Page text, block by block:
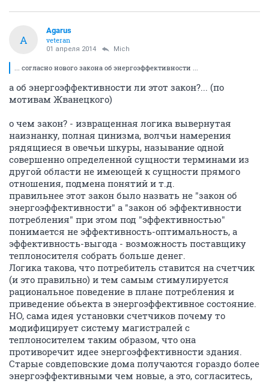
A
Agarus
veteran
01 апреля 2014 Mich
... согласно нового закона об энергоэффективности ...
а об энергоэффективности ли этот закон?... (по
мотивам Жванецкого)
о чем закон? - извращенная логика вывернутая
наизнанку, полная цинизма, волчьи намерения
рядящиеся в овечьи шкуры, называние одной
совершенно определенной сущности терминами из
другой области не имеющей к сущности прямого
отношения, подмена понятий и т.д.
правильнее этот закон было назвать не "закон об
энергоэффективности" а "закон об эффективности
потребления" при этом под "эффективностью"
понимается не эффективность-оптимальность, а
эффективность-выгода - возможность поставщику
теплоносителя собрать больше денег.
Логика такова, что потребитель ставится на счетчик
(и это правильно) и тем самым стимулируется
рациональное поведение в плане потребления и
приведение обьекта в энергоэффективное состояние.
НО, сама идея установки счетчиков почему то
модифицирует систему магистралей с
теплоносителем таким образом, что она
противоречит идее энергоэффективности здания.
Старые совдеповские дома получаются гораздо более
энергоэффективными чем новые, а это, согласитесь,